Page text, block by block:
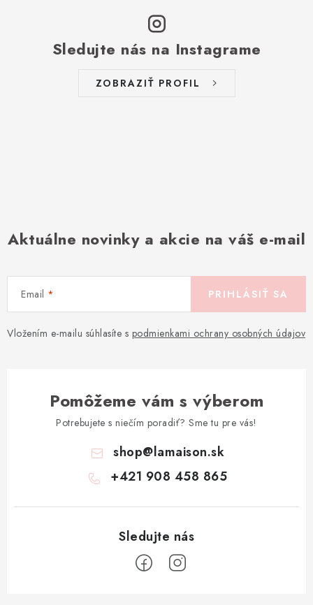
Sledujte nás na Instagrame
ZOBRAZIŤ PROFIL
Aktuálne novinky a akcie na váš e-mail
Email
Vložením e-mailu súhlasíte s podmienkami ochrany osobných údajov
PRIHLÁSIŤ SA
Pomôžeme vám s výberom
Potrebujete s niečím poradiť? Sme tu pre vás!
shop@lamaison.sk
+421 908 458 865